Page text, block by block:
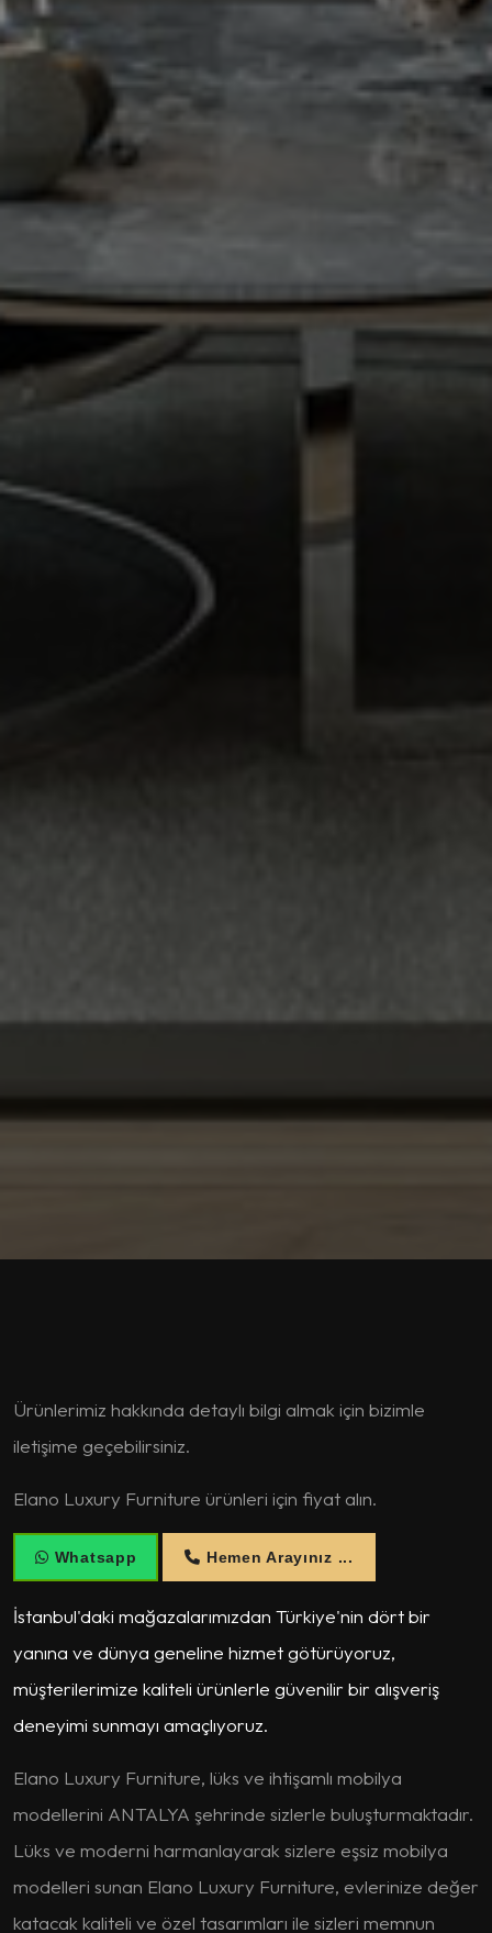
Ürünlerimiz hakkında detaylı bilgi almak için bizimle
iletişime geçebilirsiniz.
Elano Luxury Furniture ürünleri için fiyat alın.
Whatsapp Hemen Arayınız ...
İstanbul'daki mağazalarımızdan Türkiye'nin dört bir
yanına ve dünya geneline hizmet götürüyoruz,
müşterilerimize kaliteli ürünlerle güvenilir bir alışveriş
deneyimi sunmayı amaçlıyoruz.
Elano Luxury Furniture, lüks ve ihtişamlı mobilya
modellerini ANTALYA şehrinde sizlerle buluşturmaktadır.
Lüks ve moderni harmanlayarak sizlere eşsiz mobilya
modelleri sunan Elano Luxury Furniture, evlerinize değer
katacak kaliteli ve özel tasarımları ile sizleri memnun